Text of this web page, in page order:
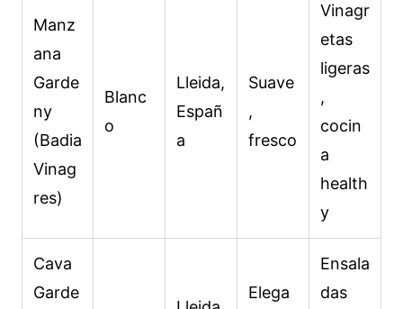
Manz
ana
Garde
ny
(Badia
Vinag
res)
Blanc
o
Lleida,
Españ
a
Suave
,
fresco
Vinagr
etas
ligeras
,
cocin
a
health
y
Cava
Garde
Elega
Ensala
das